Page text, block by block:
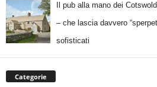
Il pub alla mano dei
– che lascia davvero
sofisticati
Categorie